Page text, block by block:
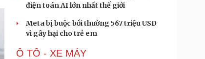
điện toán AI lớn nhất thế giới
Meta bị buộc bồi thường 567 triệu USD
vì gây hại cho trẻ em
Ô TÔ - XE MÁY